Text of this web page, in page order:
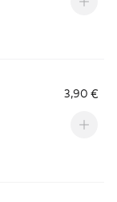
3,90 €